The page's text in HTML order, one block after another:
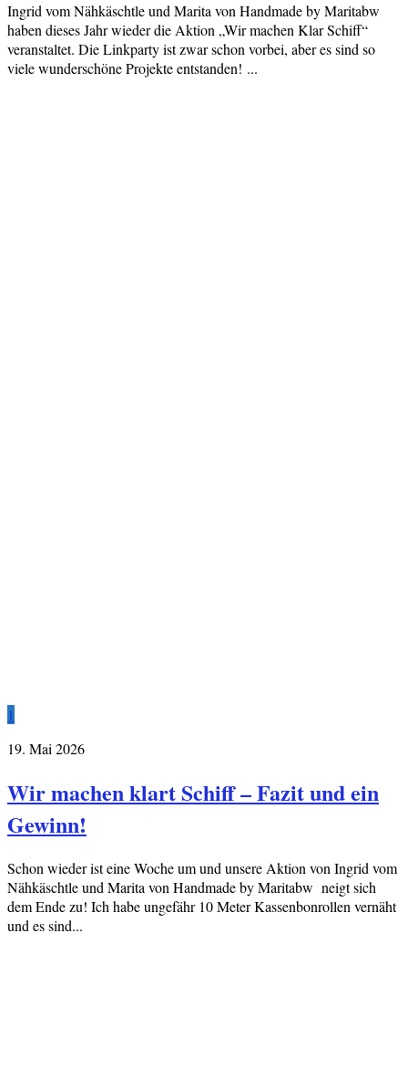
Ingrid vom Nähkäschtle und Marita von Handmade by Maritabw
haben dieses Jahr wieder die Aktion „Wir machen Klar Schiff“
veranstaltet. Die Linkparty ist zwar schon vorbei, aber es sind so
viele wunderschöne Projekte entstanden! ...
1
19. Mai 2026
Wir machen klart Schiff – Fazit und ein
Gewinn!
Schon wieder ist eine Woche um und unsere Aktion von Ingrid vom
Nähkäschtle und Marita von Handmade by Maritabw neigt sich
dem Ende zu! Ich habe ungefähr 10 Meter Kassenbonrollen vernäht
und es sind...